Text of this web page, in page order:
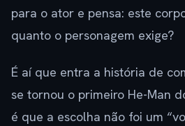
para o ator e pensa: este
quanto o personagem exige?
É aí que entra a história de
se tornou o primeiro He-Man
é que a escolha não foi um